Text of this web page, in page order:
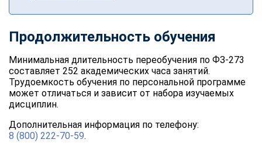
Продолжительность обучения
Минимальная длительность переобучения по ФЗ-273
составляет 252 академических часа занятий.
Трудоемкость обучения по персональной программе
может отличаться и зависит от набора изучаемых
дисциплин.
Дополнительная информация по телефону:
8 (800) 222-70-59.